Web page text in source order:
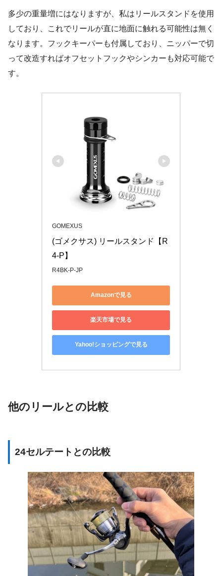
多少の重量増にはなりますが、私はリールスタンドを使用
しており、これでリールが直に地面に触れる可能性は無く
なります。フックキーパーも付属しており、ニッパーで切
って改造すればオフセットフックやシンカーも対応可能で
す。
GOMEXUS
(ゴメクサス) リールスタンド【R
4-P】
R4BK-P-JP
Amazonで見る
楽天市場で見る
Yahoo!ショッピングで見る
他のリールとの比較
24セルテートとの比較